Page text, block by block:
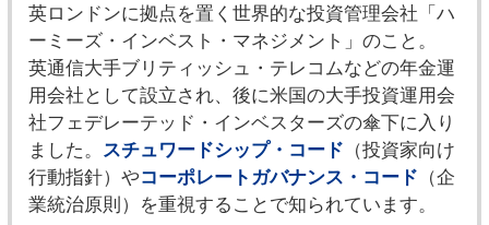
英ロンドンに拠点を置く世界的な投資管理会社「ハ
ーミーズ・インベスト・マネジメント」のこと。
英通信大手ブリティッシュ・テレコムなどの年金運
用会社として設立され、後に米国の大手投資運用会
社フェデレーテッド・インベスターズの傘下に入り
ました。 スチュワードシップ・コード （投資家向け
行動指針）やコーポレートガバナンス・コード （企
業統治原則）を重視することで知られています。